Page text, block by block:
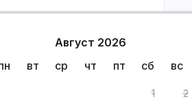
Август 2026
вт ср чт пт сб вс
1 2
95 вариантов